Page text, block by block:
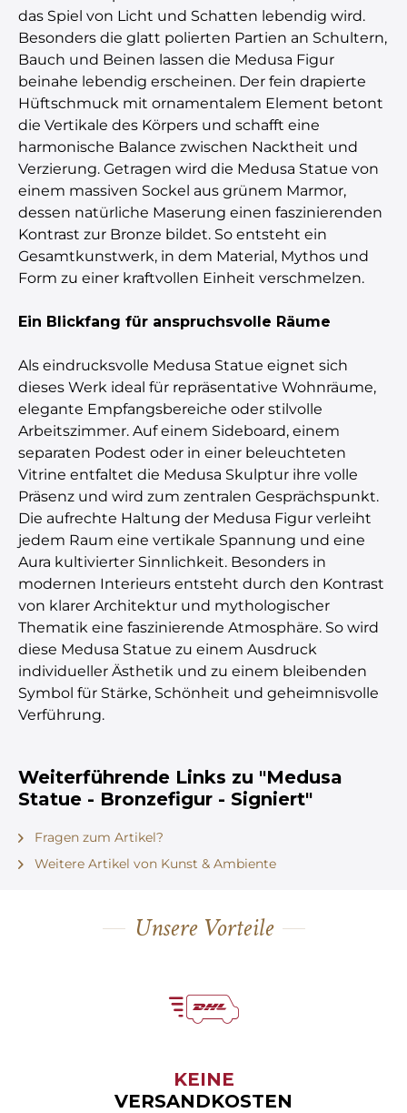
das Spiel von Licht und Schatten lebendig wird.
Besonders die glatt polierten Partien an Schultern,
Bauch und Beinen lassen die Medusa Figur
beinahe lebendig erscheinen. Der fein drapierte
Hüftschmuck mit ornamentalem Element betont
die Vertikale des Körpers und schafft eine
harmonische Balance zwischen Nacktheit und
Verzierung. Getragen wird die Medusa Statue von
einem massiven Sockel aus grünem Marmor,
dessen natürliche Maserung einen faszinierenden
Kontrast zur Bronze bildet. So entsteht ein
Gesamtkunstwerk, in dem Material, Mythos und
Form zu einer kraftvollen Einheit verschmelzen.
Ein Blickfang für anspruchsvolle Räume
Als eindrucksvolle Medusa Statue eignet sich
dieses Werk ideal für repräsentative Wohnräume,
elegante Empfangsbereiche oder stilvolle
Arbeitszimmer. Auf einem Sideboard, einem
separaten Podest oder in einer beleuchteten
Vitrine entfaltet die Medusa Skulptur ihre volle
Präsenz und wird zum zentralen Gesprächspunkt.
Die aufrechte Haltung der Medusa Figur verleiht
jedem Raum eine vertikale Spannung und eine
Aura kultivierter Sinnlichkeit. Besonders in
modernen Interieurs entsteht durch den Kontrast
von klarer Architektur und mythologischer
Thematik eine faszinierende Atmosphäre. So wird
diese Medusa Statue zu einem Ausdruck
individueller Ästhetik und zu einem bleibenden
Symbol für Stärke, Schönheit und geheimnisvolle
Verführung.
Weiterführende Links zu "Medusa
Statue - Bronzefigur - Signiert"
Fragen zum Artikel?
Weitere Artikel von Kunst & Ambiente
Unsere Vorteile
KEINE
VERSANDKOSTEN